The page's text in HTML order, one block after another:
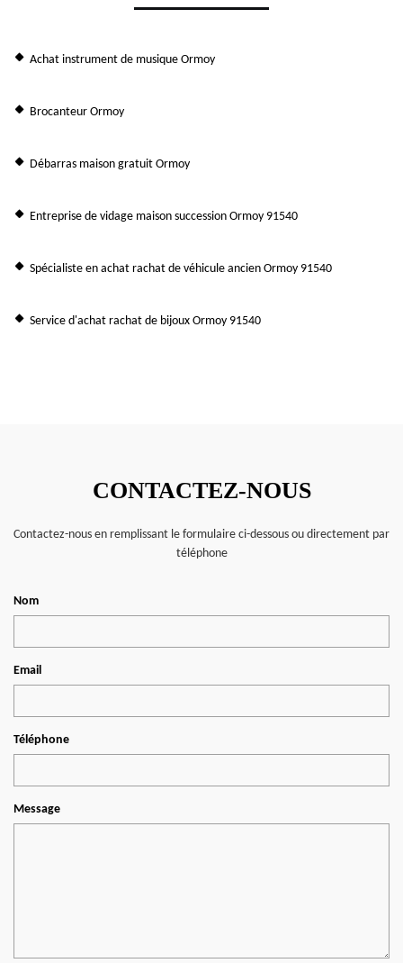
Achat instrument de musique Ormoy
Brocanteur Ormoy
Débarras maison gratuit Ormoy
Entreprise de vidage maison succession Ormoy 91540
Spécialiste en achat rachat de véhicule ancien Ormoy 91540
Service d'achat rachat de bijoux Ormoy 91540
CONTACTEZ-NOUS
Contactez-nous en remplissant le formulaire ci-dessous ou directement par
téléphone
Nom
Email
Téléphone
Message